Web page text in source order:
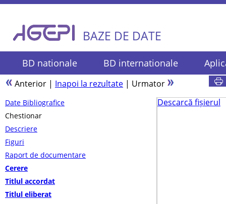
BAZE DE DATE
BD nationale BD internationale
Anterior | Inapoi la rezultate | Urmator
Date Bibliografice
Chestionar
Descriere
Figuri
Raport de documentare
Cerere
Titlul accordat
Titlul eliberat
Descarcă fișierul